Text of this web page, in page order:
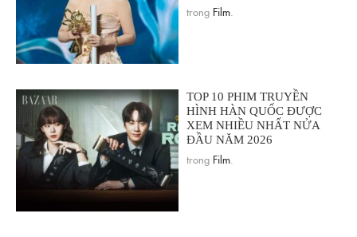
trong Film
TOP 10 PHIM TRUYỀN
HÌNH HÀN QUỐC ĐƯỢC
XEM NHIỀU NHẤT NỬA
ĐẦU NĂM 2026
trong Film